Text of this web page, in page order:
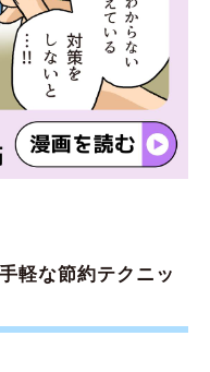
軽な節約テクニッ